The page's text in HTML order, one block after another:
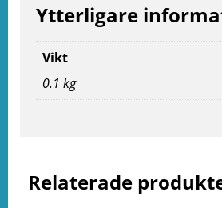
Relaterade
Ytterligare
Vikt
0.1 kg